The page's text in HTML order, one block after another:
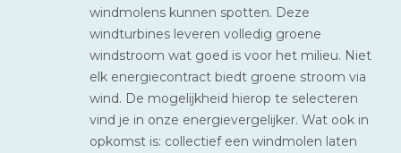
windmolens kunnen spotten. Deze
windturbines leveren volledig groene
windstroom wat goed is voor het milieu. Niet
elk energiecontract biedt groene stroom via
wind. De mogelijkheid hierop te selecteren
vind je in onze energievergelijker. Wat ook in
opkomst is: collectief een windmolen laten